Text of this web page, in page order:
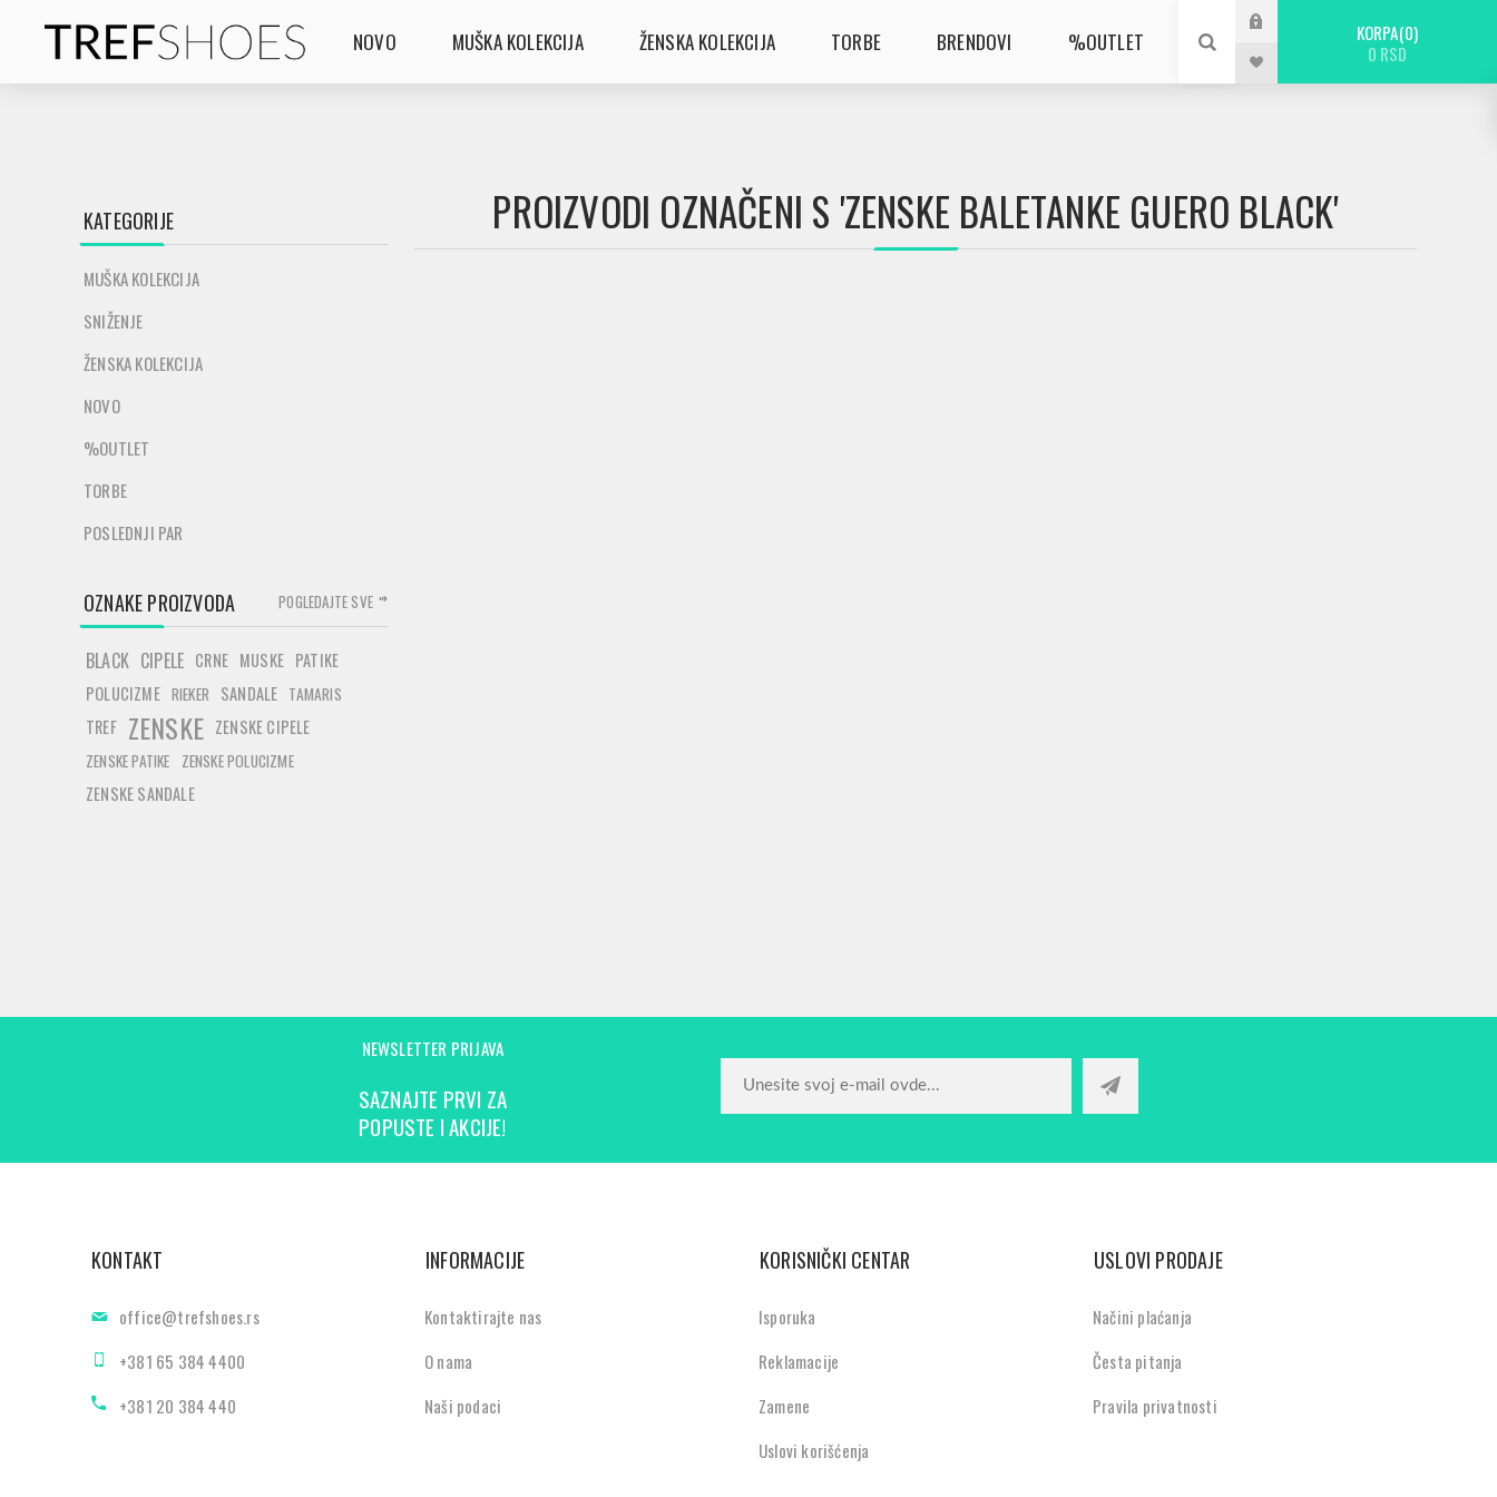
NOVO MUŠKA KOLEKCIJA ŽENSKA KOLEKCIJA TORBE BRENDOVI %OUTLET KORPA 0
0 RSD
PROIZVODI OZNAČENI S 'ZENSKE BALETANKE GUERO BLACK'
KATEGORIJE
MUŠKA KOLEKCIJA
SNIŽENJE
ŽENSKA KOLEKCIJA
NOVO
%OUTLET
TORBE
POSLEDNJI PAR
OZNAKE PROIZVODA
BLACK CIPELE CRNE MUSKE PATIKE
POLUCIZME RIEKER SANDALE TAMARIS
TREF ZENSKE ZENSKE CIPELE
ZENSKE PATIKE ZENSKE POLUCIZME
ZENSKE SANDALE
POGLEDAJTE SVE
NEWSLETTER PRIJAVA
SAZNAJTE PRVI ZA
POPUSTE I AKCIJE!
KONTAKT
office@trefshoes.rs
+381 65 384 4400
+381 20 384 440
INFORMACIJE
Kontaktirajte nas
O nama
Naši podaci
KORISNIČKI CENTAR
Isporuka
Reklamacije
Zamene
Uslovi korišćenja
USLOVI PRODAJE
Načini plaćanja
Česta pitanja
Pravila privatnosti